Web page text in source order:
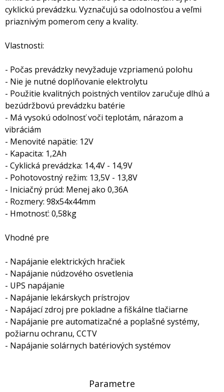
cyklickú prevádzku. Vyznačujú sa odolnosťou a veľmi
priaznivým pomerom ceny a kvality.
Vlastnosti:
- Počas prevádzky nevyžaduje vzpriamenú polohu
- Nie je nutné doplňovanie elektrolytu
- Použitie kvalitných poistných ventilov zaručuje dlhú a
bezúdržbovú prevádzku batérie
- Má vysokú odolnosť voči teplotám, nárazom a
vibráciám
- Menovité napätie: 12V
- Kapacita: 1,2Ah
- Cyklická prevádzka: 14,4V - 14,9V
- Pohotovostný režim: 13,5V - 13,8V
- Iniciačný prúd: Menej ako 0,36A
- Rozmery: 98x54x44mm
- Hmotnosť: 0,58kg
Vhodné pre
- Napájanie elektrických hračiek
- Napájanie núdzového osvetlenia
- UPS napájanie
- Napájanie lekárskych prístrojov
- Napájací zdroj pre pokladne a fiškálne tlačiarne
- Napájanie pre automatizačné a poplašné systémy,
požiarnu ochranu, CCTV
- Napájanie solárnych batériových systémov
Parametre